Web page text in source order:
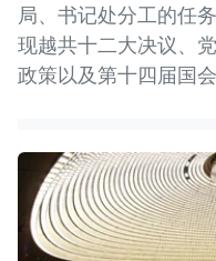
局、书记处分工的任
现越共十二大决议、
政策以及第十四届国会